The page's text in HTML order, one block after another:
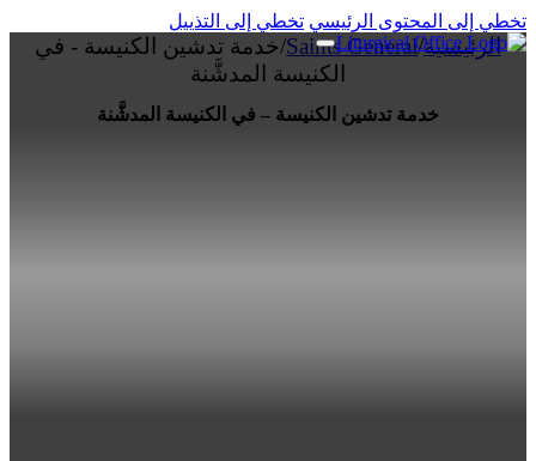
تخطي إلى المحتوى الرئيسي تخطي إلى التذييل
الرئيسية/
Saints General
/خدمة تدشين الكنيسة - في
الكنيسة المدشَّنة
خدمة تدشين الكنيسة – في الكنيسة المدشَّنة